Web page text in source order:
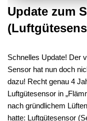
Update zum
Schnelles Update! Der
Sensor hat nun doch
dazu! Recht genau 4
Luftgütesensor in
nach gründlichem
hatte: Luftgütesensor